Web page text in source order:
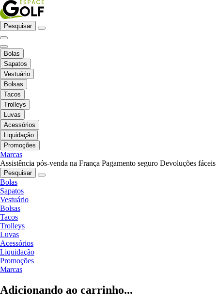
Pesquisar
Bolas
Sapatos
Vestuário
Bolsas
Tacos
Trolleys
Luvas
Acessórios
Liquidação
Promoções
Marcas
Assistência pós-venda na França Pagamento seguro Devoluções fáceis
Pesquisar
Bolas
Sapatos
Vestuário
Bolsas
Tacos
Trolleys
Luvas
Acessórios
Liquidação
Promoções
Marcas
Adicionando ao carrinho...